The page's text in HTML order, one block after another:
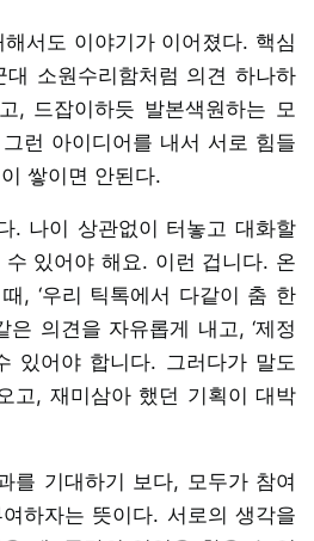
서도 이야기가 이어졌다. 핵심
대 소원수리함처럼 의견 하나하
, 드잡이하듯 발본색원하는 모
런 아이디어를 내서 서로 힘들
쌓이면 안된다.
. 나이 상관없이 터놓고 대화할
있어야 해요. 이런 겁니다. 온
, ‘우리 틱톡에서 다같이 춤 한
은 의견을 자유롭게 내고, ‘제정
있어야 합니다. 그러다가 말도
고, 재미삼아 했던 기획이 대박
를 기대하기 보다, 모두가 참여
하자는 뜻이다. 서로의 생각을